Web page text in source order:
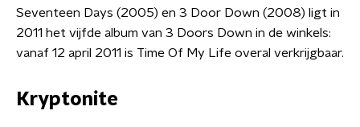
Seventeen Days (2005) en 3 Door Down (2008) ligt in
2011 het vijfde album van 3 Doors Down in de winkels:
vanaf 12 april 2011 is Time Of My Life overal verkrijgbaar.
Kryptonite